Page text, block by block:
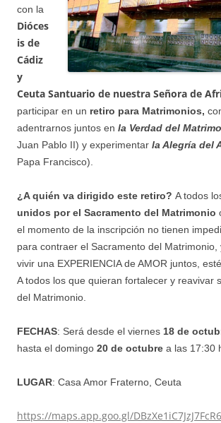
con la
Dióces
is de
Cádiz
y
Ceuta Santuario de nuestra Señora de
participar en un retiro para Matrimonios,
adentrarnos juntos en la Verdad del
Juan Pablo II) y experimentar la Alegría del
Papa Francisco).
¿A quién va dirigido este retiro? A todos
unidos por el Sacramento del Matrimonio
el momento de la inscripción no tienen
para contraer el Sacramento del Matrimonio,
vivir una EXPERIENCIA de AMOR juntos,
A todos los que quieran fortalecer y reavivar
del Matrimonio.
FECHAS: Será desde el viernes 18 de
hasta el domingo 20 de octubre a las 17:30
LUGAR: Casa Amor Fraterno, Ceuta
https://maps.app.goo.gl/DBzXe1iC7JzJ7FcR6